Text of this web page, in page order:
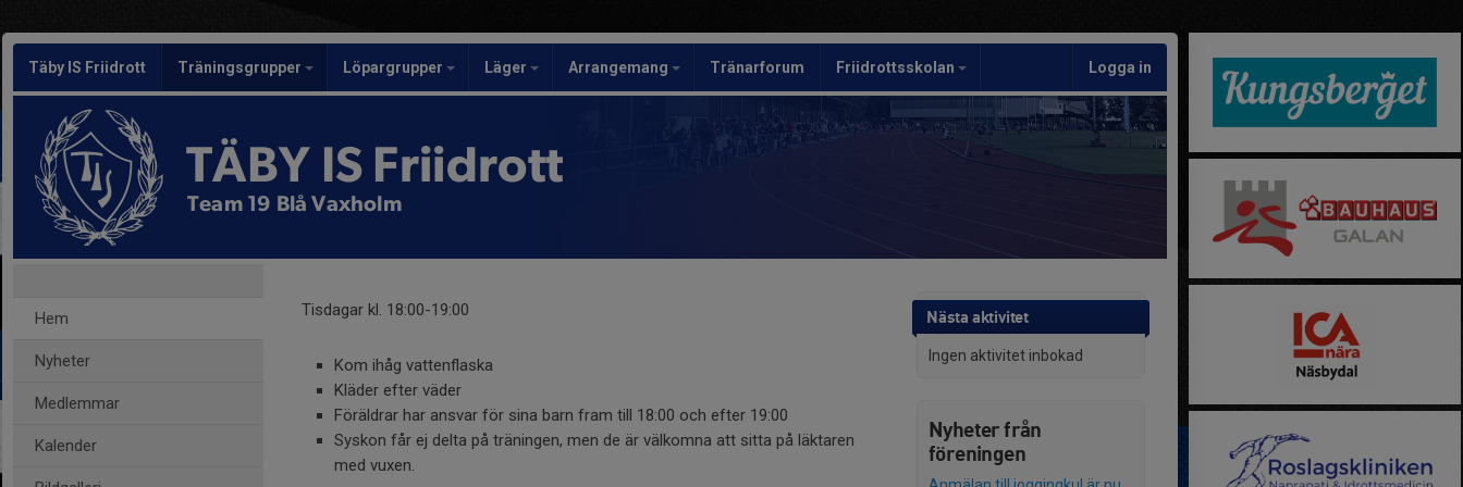
Täby IS Friidrott Träningsgrupper Löpargrupper Läger Arrangemang Tränarforum Friidrottsskolan Logga in
TÄBY IS Friidrott
Team 19 Blå Vaxholm
Hem
Nyheter
Medlemmar
Kalender
Nästa aktivitet
Ingen aktivitet inbokad
Nyheter från
föreningen
Tisdagar kl. 18:00-19:00
Kom ihåg vattenflaska
Kläder efter väder
Föräldrar har ansvar för sina barn fram till 18:00 och efter 19:00
Syskon får ej delta på träningen, men de är välkomna att sitta på läktaren
med vuxen.